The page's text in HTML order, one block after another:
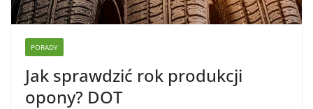
PORADY
Jak sprawdzić rok produkcji
opony? DOT